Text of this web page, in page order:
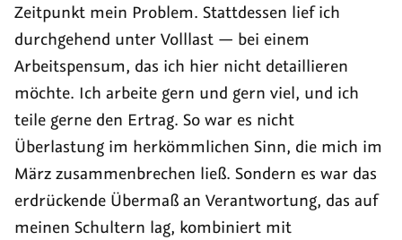
Zeitpunkt mein Problem. Stattdessen lief ich
durchgehend unter Volllast — bei einem
Arbeitspensum, das ich hier nicht detaillieren
möchte. Ich arbeite gern und gern viel, und ich
teile gerne den Ertrag. So war es nicht
Überlastung im herkömmlichen Sinn, die mich im
März zusammenbrechen ließ. Sondern es war das
erdrückende Übermaß an Verantwortung, das auf
meinen Schultern lag, kombiniert mit